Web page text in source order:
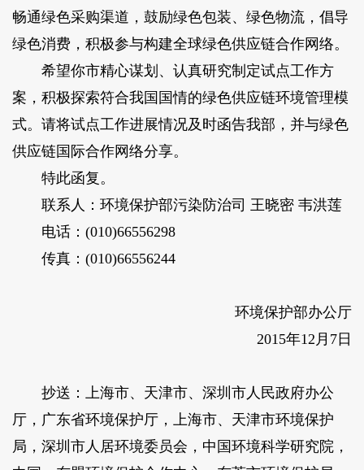
畅通绿色采购渠道，鼓励绿色包装、绿色物流，倡导
绿色消费，积极参与构建全球绿色供应链合作网络。
希望你市精心谋划、认真研究制定试点工作方
案，积极探索符合我国国情的绿色供应链环境管理模
式。请将试点工作进展情况及时函告我部，并与绿色
供应链国际合作网络分享。
特此函复。
联系人：环境保护部污染防治司 王晓密 韦洪莲
电话：(010)66556298
传真：(010)66556244
环境保护部办公厅
2015年12月7日
抄送：上海市、天津市、深圳市人民政府办公
厅，广东省环境保护厅，上海市、天津市环境保护
局，深圳市人居环境委员会，中国环境科学研究院，